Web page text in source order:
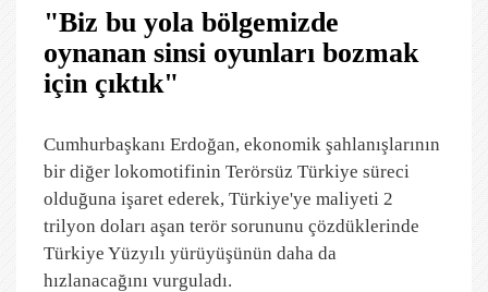
"Biz bu yola bölgemizde
oynanan sinsi oyunları bozmak
için çıktık"
Cumhurbaşkanı Erdoğan, ekonomik şahlanışlarının
bir diğer lokomotifinin Terörsüz Türkiye süreci
olduğuna işaret ederek, Türkiye'ye maliyeti 2
trilyon doları aşan terör sorununu çözdüklerinde
Türkiye Yüzyılı yürüyüşünün daha da
hızlanacağını vurguladı.